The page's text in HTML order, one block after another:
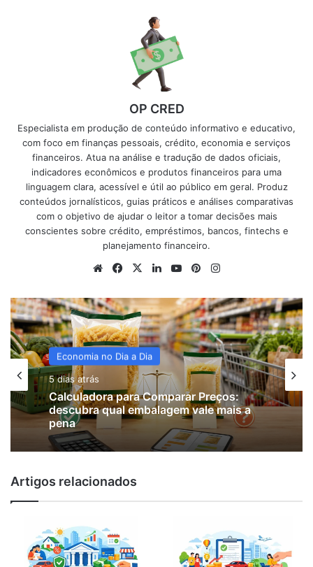
OP CRED
Especialista em produção de conteúdo informativo e educativo,
com foco em finanças pessoais, crédito, economia e serviços
financeiros. Atua na análise e tradução de dados oficiais,
indicadores econômicos e produtos financeiros para uma
linguagem clara, acessível e útil ao público em geral. Produz
conteúdos jornalísticos, guias práticos e análises comparativas
com o objetivo de ajudar o leitor a tomar decisões mais
conscientes sobre crédito, empréstimos, bancos, fintechs e
planejamento financeiro.
WebsiteFacebook
X LinkedinYouTubePinterest
Economia no Dia a Dia
5 dias atrás
Calculadora para Comparar Preços:
descubra qual embalagem vale mais a
Renda Extra para MEI e Autônomos
6 dias atrás
Calculadora para motorista de
aplicativo: descubra quanto precisa
ganhar por km
Artigos relacionados